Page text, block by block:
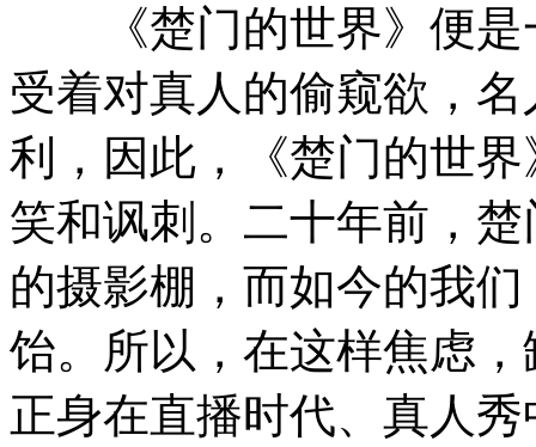
《楚门的世界》便是
受着对真人的偷窥欲，
利，因此，《楚门的世
笑和讽刺。二十年前，
的摄影棚，而如今的我
饴。所以，在这样焦虑
正身在直播时代、真人